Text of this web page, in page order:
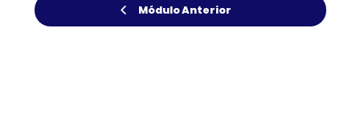
Módulo Anterior